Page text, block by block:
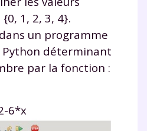
1, 2, 3, 4}.
un programme
déterminant
par la fonction :
6*x